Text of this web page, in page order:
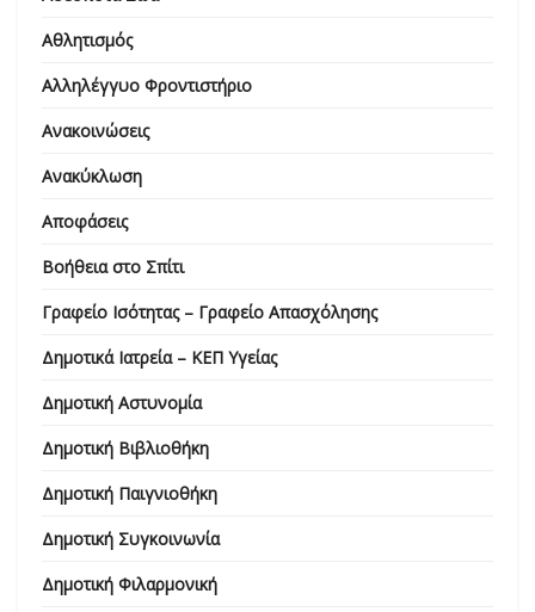
Αθλητισμός
Αλληλέγγυο Φροντιστήριο
Ανακοινώσεις
Ανακύκλωση
Αποφάσεις
Βοήθεια στο Σπίτι
Γραφείο Ισότητας – Γραφείο Απασχόλησης
Δημοτικά Ιατρεία – ΚΕΠ Υγείας
Δημοτική Αστυνομία
Δημοτική Βιβλιοθήκη
Δημοτική Παιγνιοθήκη
Δημοτική Συγκοινωνία
Δημοτική Φιλαρμονική